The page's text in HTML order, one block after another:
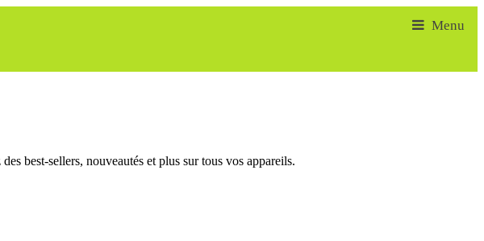
best-sellers, nouveautés et plus sur tous vos appareils.